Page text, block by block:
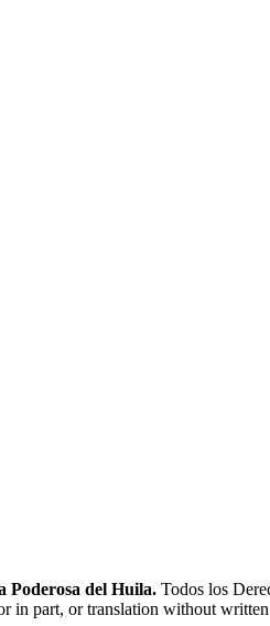
Poderosa del Huila. Todos los
in part, or translation without